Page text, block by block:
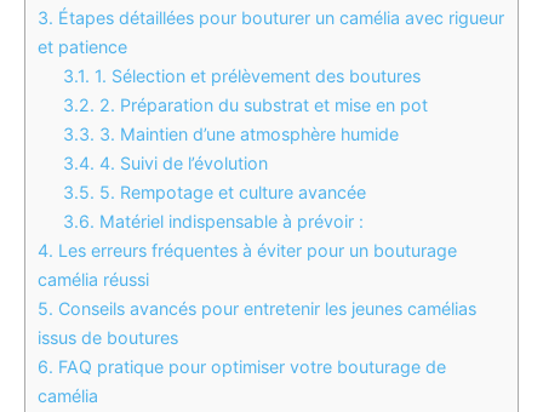
3. Étapes détaillées pour bouturer un camélia avec rigueur
et patience
3.1. 1. Sélection et prélèvement des boutures
3.2. 2. Préparation du substrat et mise en pot
3.3. 3. Maintien d’une atmosphère humide
3.4. 4. Suivi de l’évolution
3.5. 5. Rempotage et culture avancée
3.6. Matériel indispensable à prévoir :
4. Les erreurs fréquentes à éviter pour un bouturage
camélia réussi
5. Conseils avancés pour entretenir les jeunes camélias
issus de boutures
6. FAQ pratique pour optimiser votre bouturage de
camélia